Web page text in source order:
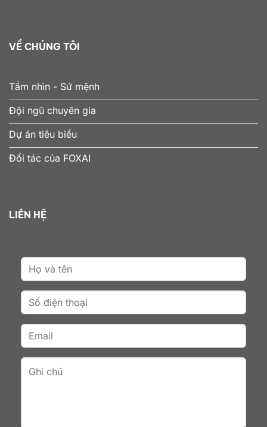
VỀ CHÚNG TÔI
Tầm nhìn - Sứ mệnh
Đội ngũ chuyên gia
Dự án tiêu biểu
Đối tác của FOXAI
LIÊN HỆ